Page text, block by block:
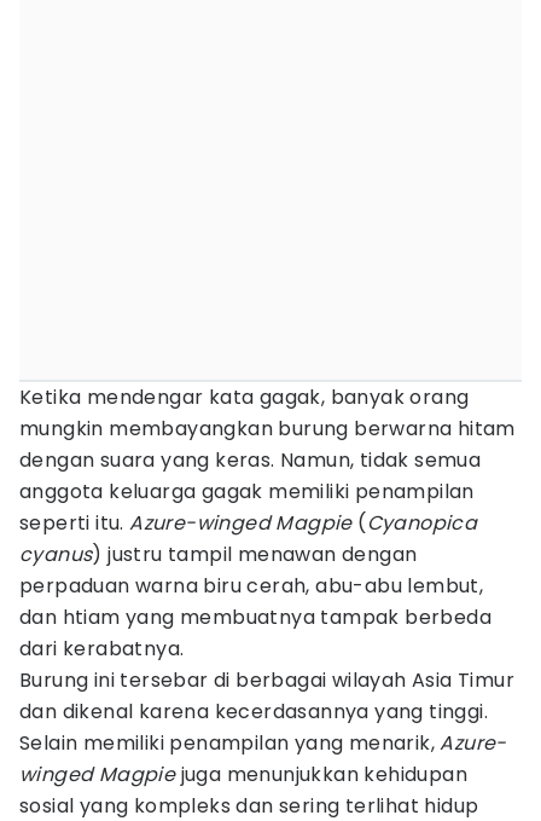
Ketika mendengar kata gagak, banyak orang
mungkin membayangkan burung berwarna hitam
dengan suara yang keras. Namun, tidak semua
anggota keluarga gagak memiliki penampilan
seperti itu.Azure-winged Magpie(Cyanopica
cyanus) justru tampil menawan dengan
perpaduan warna biru cerah, abu-abu lembut,
dan htiam yang membuatnya tampak berbeda
dari kerabatnya.
Burung ini tersebar di berbagai wilayah Asia Timur
dan dikenal karena kecerdasannya yang tinggi.
Selain memiliki penampilan yang menarik,Azure-
winged Magpiejuga menunjukkan kehidupan
sosial yang kompleks dan sering terlihat hidup